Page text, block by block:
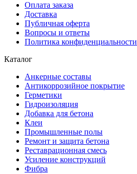
Оплата заказа
Доставка
Публичная оферта
Вопросы и ответы
Политика конфиденциальности
Каталог
Анкерные составы
Антикоррозийное покрытие
Герметики
Гидроизоляция
Добавка для бетона
Клеи
Промышленные полы
Ремонт и защита бетона
Реставрационная смесь
Усиление конструкций
Фибра